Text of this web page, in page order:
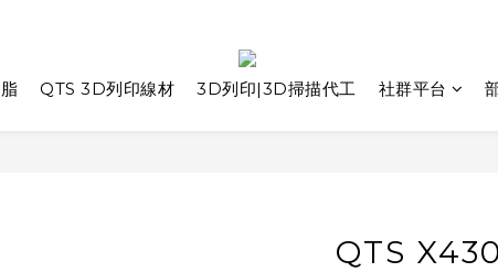
QTS 3D列印線材 3D列印|3D掃描代工 社群平台
QTS